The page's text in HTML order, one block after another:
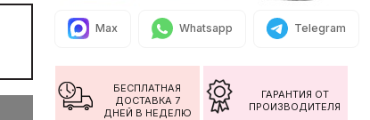
Max Whatsapp Telegram
БЕСПЛАТНАЯ
ДОСТАВКА 7
ДНЕЙ В НЕДЕЛЮ
ГАРАНТИЯ ОТ
ПРОИЗВОДИТЕЛЯ